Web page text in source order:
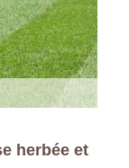
herbée et